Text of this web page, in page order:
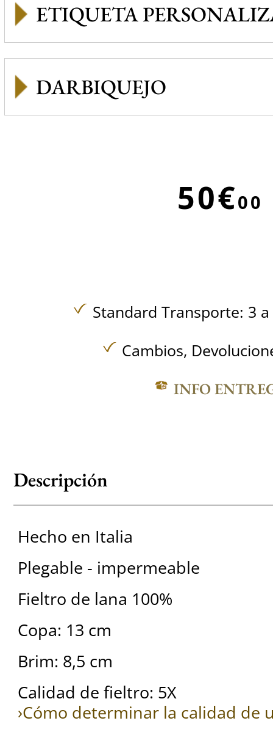
ETIQUETA
DARBIQUEJO
50€00
Standard Transporte: 3
Cambios,
INFO
Descripción
Hecho en Italia
Plegable - impermeable
Fieltro de lana 100%
Copa: 13 cm
Brim: 8,5 cm
Calidad de fieltro: 5X
›Cómo determinar la calidad de